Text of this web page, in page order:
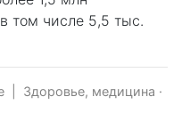
том числе 5,5 тыс.
Здоровье, медицина ·